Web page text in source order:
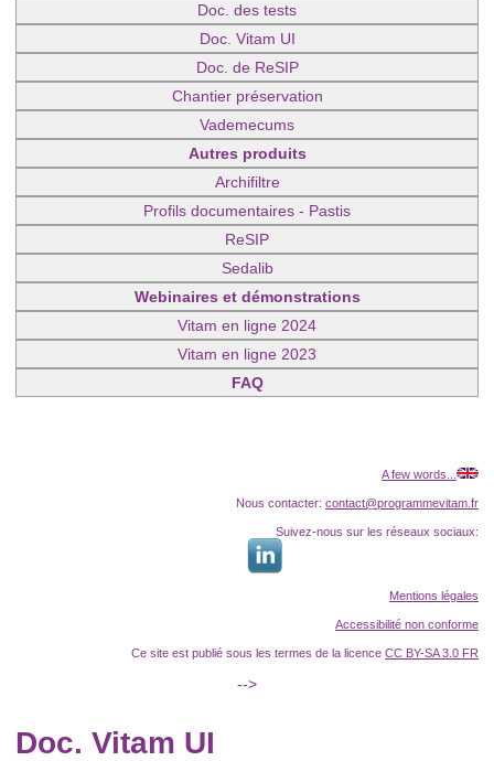
Doc. des tests
Doc. Vitam UI
Doc. de ReSIP
Chantier préservation
Vademecums
Autres produits
Archifiltre
Profils documentaires - Pastis
ReSIP
Sedalib
Webinaires et démonstrations
Vitam en ligne 2024
Vitam en ligne 2023
FAQ
A few words...
Nous contacter: contact@programmevitam.fr
Suivez-nous sur les réseaux sociaux:
Mentions légales
Accessibilité non conforme
Ce site est publié sous les termes de la licence CC BY-SA 3.0 FR
-->
Doc. Vitam UI